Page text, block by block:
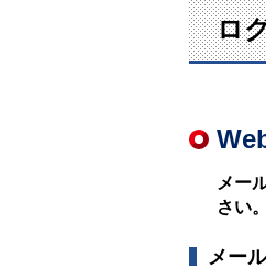
ロ
メー
さい。
メー